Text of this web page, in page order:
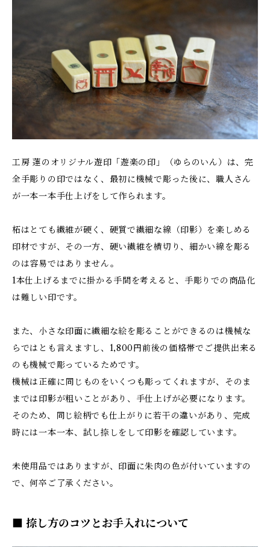
工房 蓮のオリジナル遊印「遊楽の印」（ゆらのいん）は、完
全手彫りの印ではなく、最初に機械で彫った後に、職人さん
が一本一本手仕上げをして作られます。
柘はとても繊維が硬く、硬質で繊細な線（印影）を楽しめる
印材ですが、その一方、硬い繊維を横切り、細かい線を彫る
のは容易ではありません。
1本仕上げるまでに掛かる手間を考えると、手彫りでの商品化
は難しい印です。
また、小さな印面に繊細な絵を彫ることができるのは機械な
らではとも言えますし、1,800円前後の価格帯でご提供出来る
のも機械で彫っているためです。
機械は正確に同じものをいくつも彫ってくれますが、そのま
までは印影が粗いことがあり、手仕上げが必要になります。
そのため、同じ絵柄でも仕上がりに若干の違いがあり、完成
時には一本一本、試し捺しをして印影を確認しています。
未使用品ではありますが、印面に朱肉の色が付いていますの
で、何卒ご了承ください。
■ 捺し方のコツとお手入れについて